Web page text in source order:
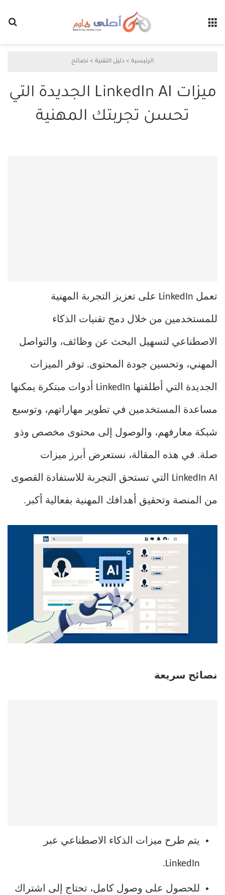
الرئيسية > دليل التقنية > نصائح
ميزات LinkedIn AI الجديدة التي
تحسن تجربتك المهنية
تعمل LinkedIn على تعزيز التجربة المهنية
للمستخدمين من خلال دمج تقنيات الذكاء
الاصطناعي لتسهيل البحث عن وظائف، والتواصل
المهني، وتحسين جودة المحتوى. توفر الميزات
الجديدة التي أطلقتها LinkedIn أدوات مبتكرة يمكنها
مساعدة المستخدمين في تطوير مهاراتهم، وتوسيع
شبكة معارفهم، والوصول إلى محتوى مخصص وذو
صلة. في هذه المقالة، نستعرض أبرز ميزات
LinkedIn AI التي تستحق التجربة للاستفادة القصوى
من المنصة وتحقيق أهدافك المهنية بفعالية أكبر.
نصائح سريعة
يتم طرح ميزات الذكاء الاصطناعي عبر
LinkedIn.
للحصول على وصول كامل، تحتاج إلى اشتراك